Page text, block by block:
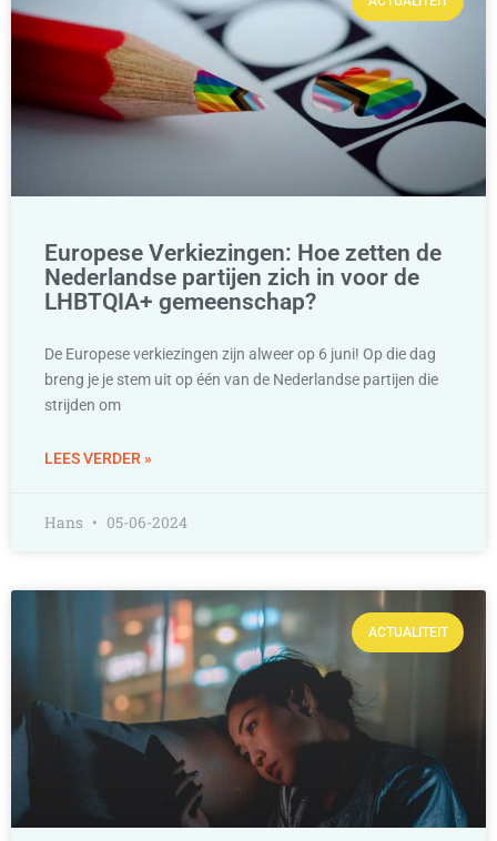
Europese Verkiezingen: Hoe zetten de
Nederlandse partijen zich in voor de
LHBTQIA+ gemeenschap?
De Europese verkiezingen zijn alweer op 6 juni! Op die dag
breng je je stem uit op één van de Nederlandse partijen die
strijden om
LEES VERDER »
Hans 05-06-2024
ACTUALITEIT